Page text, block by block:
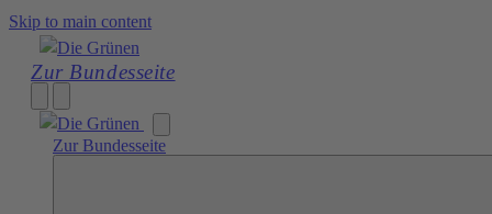
Skip to main content
Zur Bundesseite
Zur Bundesseite